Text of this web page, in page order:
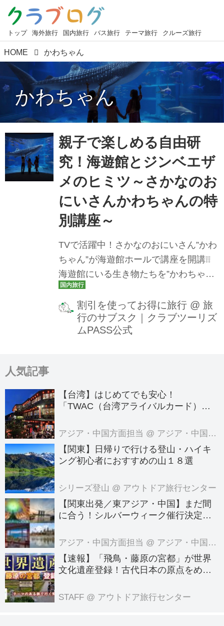
トップ 海外旅行 国内旅行 バス旅行 テーマ旅行 クルーズ旅行
HOME かわちゃん
かわちゃん
親子で楽しめる自由研
究！海遊館とジンベエザ
メのヒミツ～さかなのお
にいさんかわちゃんの特
別講座～
TVで活躍中！さかなのおにいさん”かわ
ちゃん”が海遊館ホールで講座を開講❕❕
海遊館にいる生き物たちを”かわちゃ
ん”のイラストを使って楽しくわかりや
すくお伝えします♬
割引を使ってお得に旅行 @ 旅
行のサブスク｜クラブツーリズ
ムPASS公式
人気記事
【台湾】はじめてでも安心！
「TWAC（台湾アライバルカード）」
アジア・中国方面担当 @ アジア・中国旅行センター
【関東】日帰りで行ける登山・ハイキ
ング初心者におすすめの山１８選
シリーズ登山 @ アウトドア旅行センター
【関東出発／東アジア・中国】まだ間
に合う！シルバーウィーク催行決定ツ
アジア・中国方面担当 @ アジア・中国旅行センター
【速報】「飛鳥・藤原の宮都」が世界
文化遺産登録！古代日本の原点をめぐ
のテーマのある旅
STAFF @ アウトドア旅行センター